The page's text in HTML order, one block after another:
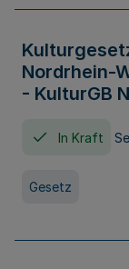
Nordrhein-
- KulturGB
In Kraft
Gesetz